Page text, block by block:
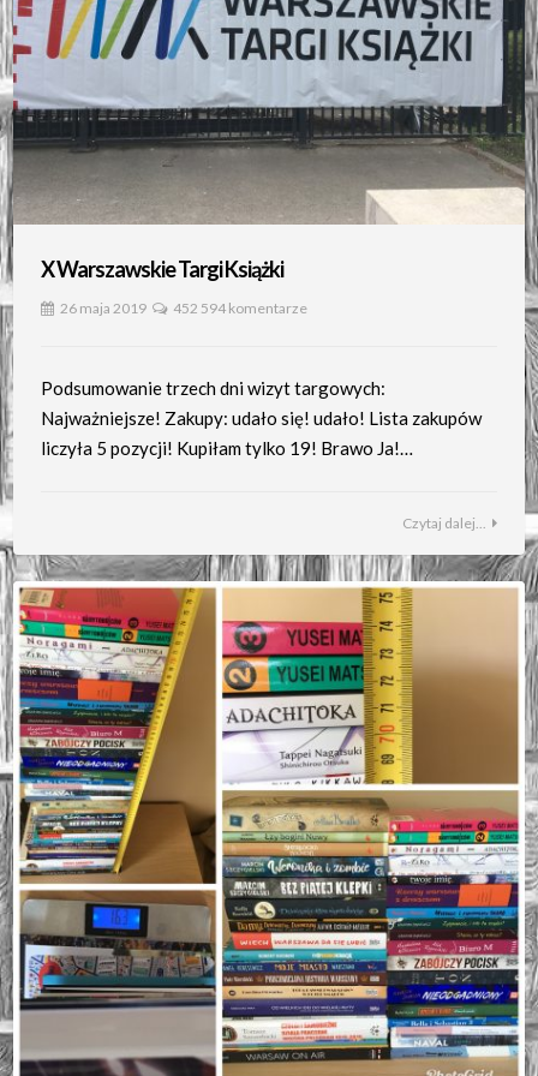
X Warszawskie Targi Książki
26 maja 2019 452 594 komentarze
Podsumowanie trzech dni wizyt targowych:
Najważniejsze! Zakupy: udało się! udało! Lista zakupów
liczyła 5 pozycji! Kupiłam tylko 19! Brawo Ja!…
Czytaj dalej...